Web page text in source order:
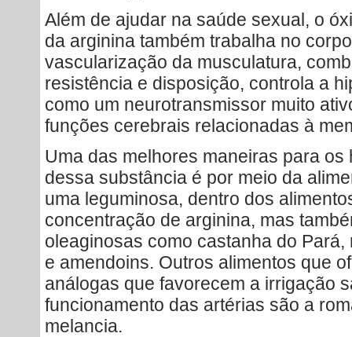
Além de ajudar na saúde sexual, o
da arginina também trabalha no
vascularização da musculatura,
resistência e disposição, controla a
como um neurotransmissor muito
funções cerebrais relacionadas à
Uma das melhores maneiras para
dessa substância é por meio da
uma leguminosa, dentro dos
concentração de arginina, mas
oleaginosas como castanha do
e amendoins. Outros alimentos que
análogas que favorecem a irrigação
funcionamento das artérias são a
melancia.